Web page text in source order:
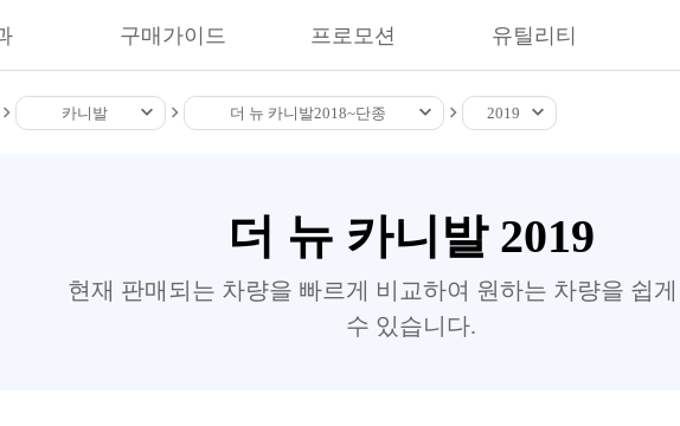
구매가이드 프로모션 유틸리티
카니발 더 뉴 카니발2018~단종 2019
더 뉴 카니발 2019
현재 판매되는 차량을 빠르게 비교하여 원하는 차량을 쉽
수 있습니다.